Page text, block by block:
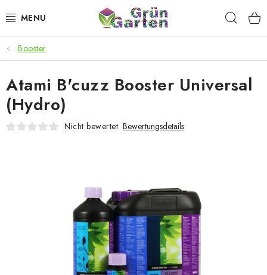
Inhalt
ANGEBOTE
LED PFLANZENLAMPEN
ANBAUBEDARF FÜR DEN HEIMANBAU
SMARTER GARTEN
Geschäftsbewertung Kaufberatung AGB
Blog
Datenschutzerklärung Impressum
Booster
Atami B'cuzz Booster Universal
(Hydro)
Nicht bewertet Bewertungsdetails